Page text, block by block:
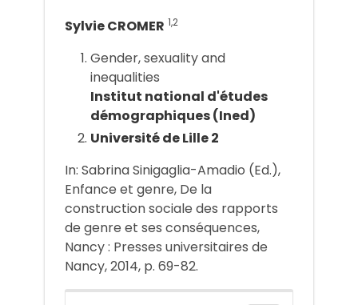
Sylvie CROMER 1,2
Gender, sexuality and
inequalities
Institut national d'études
démographiques (Ined)
Université de Lille 2
In: Sabrina Sinigaglia-Amadio (Ed.),
Enfance et genre, De la
construction sociale des rapports
de genre et ses conséquences,
Nancy : Presses universitaires de
Nancy, 2014, p. 69-82.